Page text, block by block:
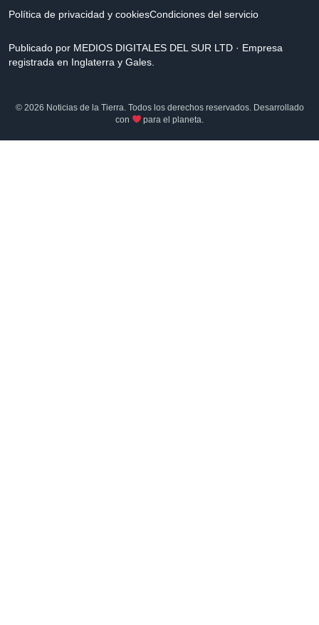
Política de privacidad y cookiesCondiciones del servicio
Publicado por MEDIOS DIGITALES DEL SUR LTD · Empresa
registrada en Inglaterra y Gales.
© 2026 Noticias de la Tierra. Todos los derechos reservados. Desarrollado
con
para el planeta.